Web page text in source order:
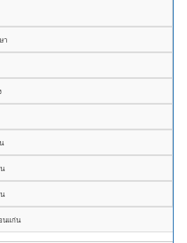
า
นแก่น